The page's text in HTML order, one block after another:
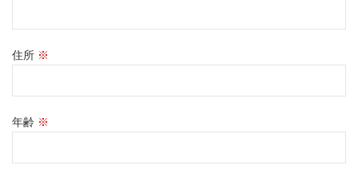
住所 ※
年齢 ※